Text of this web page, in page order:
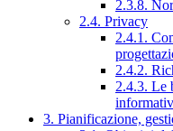
2.3.8.
2.4. Privacy
2.4.1.
2.4.2.
2.4.3. Le
3. Pianificazione,